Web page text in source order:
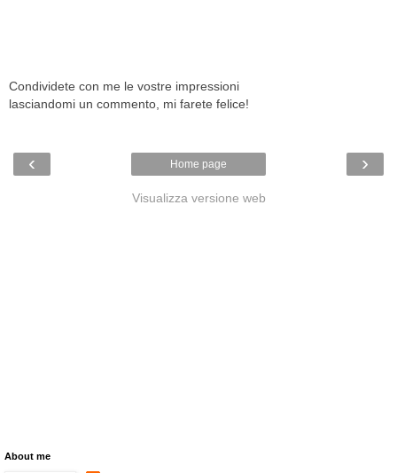
Condividete con me le vostre impressioni
lasciandomi un commento, mi farete felice!
‹ ›
Home page
Visualizza versione web
About me